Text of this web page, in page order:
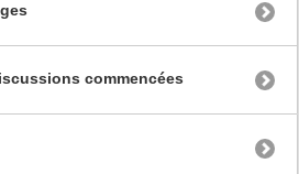
commencées